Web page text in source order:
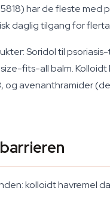
har de fleste med
daglig tilgang for
Soridol til
fits-all balm.
avenanthramider
kolloidt havremel